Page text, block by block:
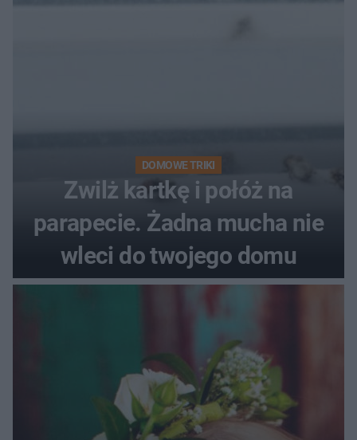
DOMOWE TRIKI
Zwilż kartkę i połóż na
parapecie. Żadna mucha nie
wleci do twojego domu